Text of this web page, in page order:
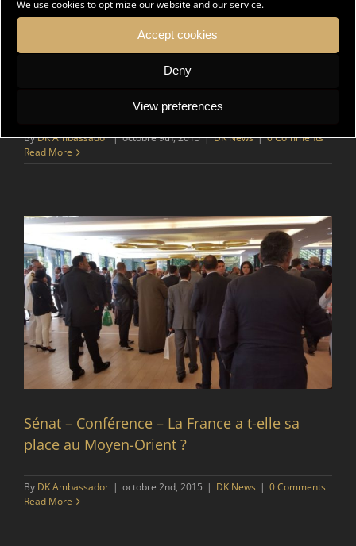
We use cookies to optimize our website and our service.
Accept cookies
Deny
View preferences
ByDK Ambassador | octobre 9th, 2015 | DK News | 0 Comments
Read More
Sénat – Conférence – La France a t-elle sa
place au Moyen-Orient ?
By DK Ambassador | octobre 2nd, 2015 | DK News | 0 Comments
Read More